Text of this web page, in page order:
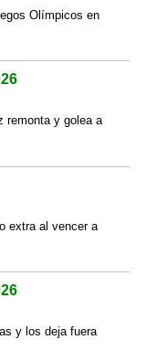
Olímpicos en
remonta y golea a
extra al vencer a
y los deja fuera